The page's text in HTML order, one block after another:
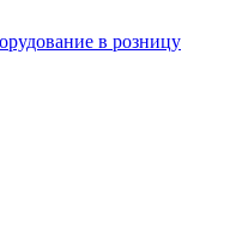
в розницу